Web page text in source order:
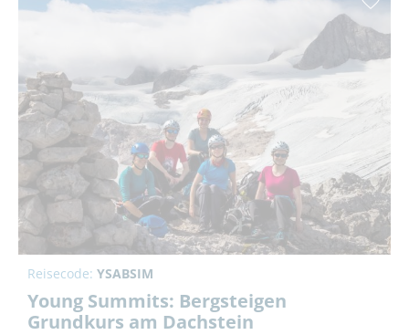
Reisecode: YSABSIM
Young Summits: Bergsteigen
Grundkurs am Dachstein